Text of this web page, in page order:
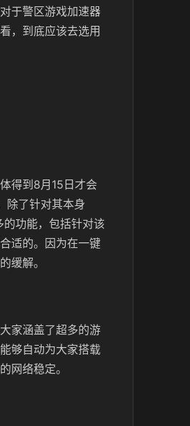
于警区游戏加速器
，到底应该去选用
得到8月15日才会
除了针对其本身
功能，包括针对该
适的。因为在一键
缓解。
家涵盖了超多的游
够自动为大家搭载
网络稳定。